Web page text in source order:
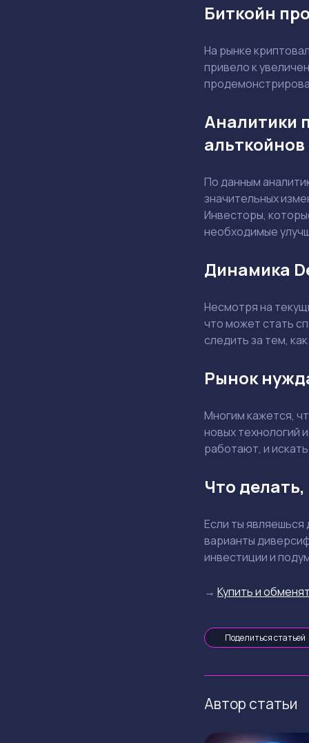
Биткойн
На рынке
привело к
Аналитики
альткойнов
По данным
значительных
Инвесторы,
необходимые
Динамика
Несмотря на
что может стать
следить за тем,
Рынок
Многим кажется,
новых технологий
работают, и
Что
Если ты
варианты
инвестиции и
→ Купить и
Поделиться статьей
Автор статьи